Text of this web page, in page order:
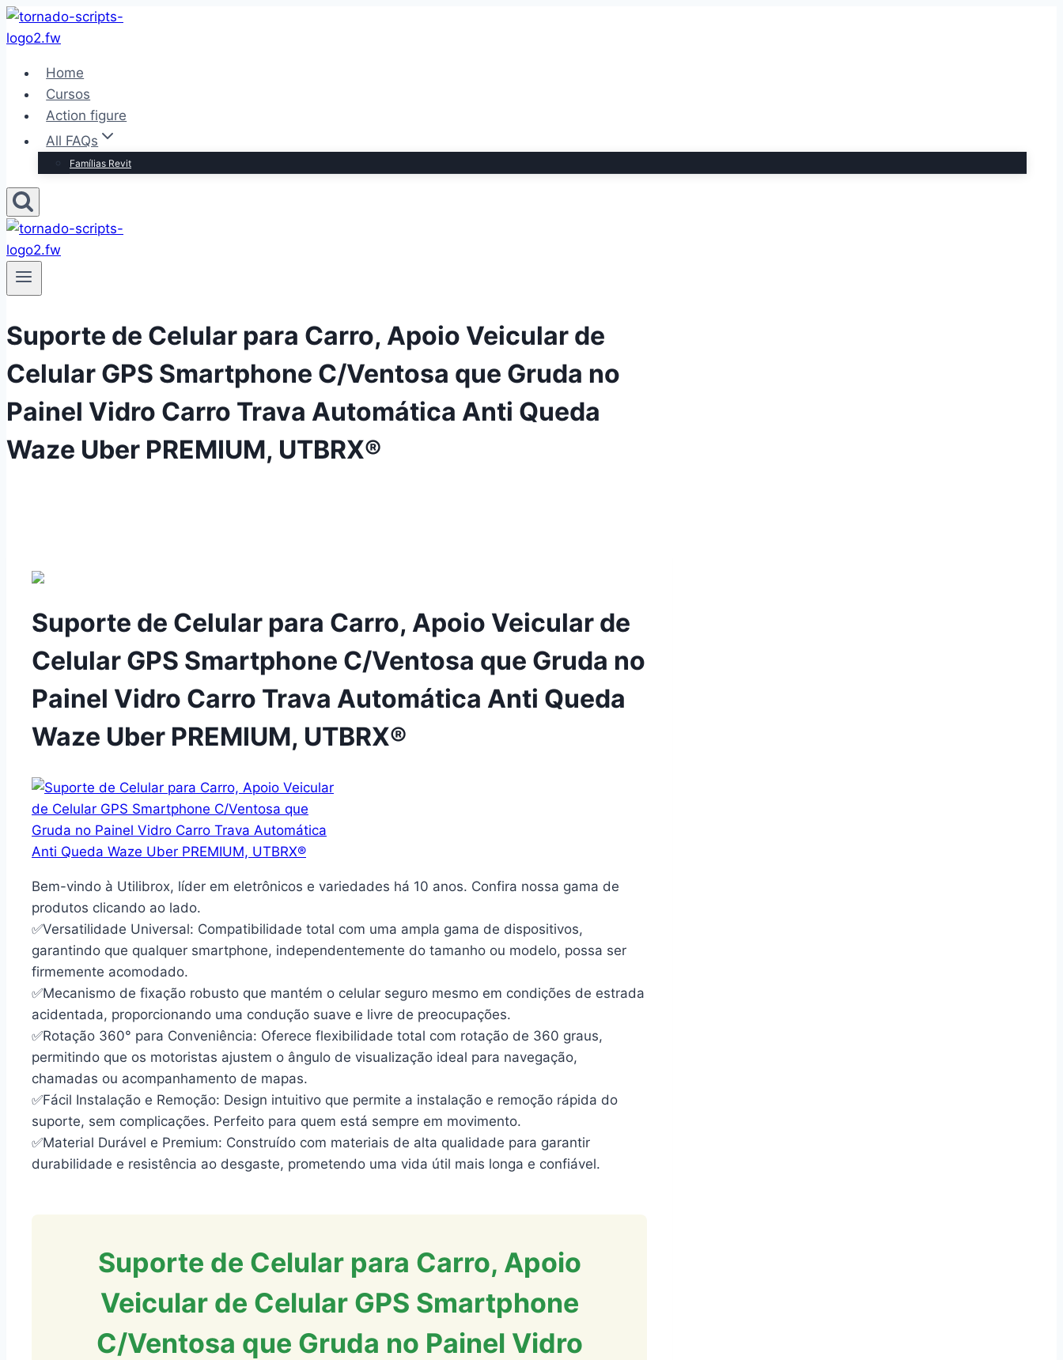
Pular
para
Conteúdo
Home
Cursos
Action figure
All FAQs
Famílias Revit
Suporte de Celular para Carro, Apoio Veicular de
Celular GPS Smartphone C/Ventosa que Gruda no
Painel Vidro Carro Trava Automática Anti Queda
Waze Uber PREMIUM, UTBRX®
Suporte de Celular para Carro, Apoio Veicular de
Celular GPS Smartphone C/Ventosa que Gruda no
Painel Vidro Carro Trava Automática Anti Queda
Waze Uber PREMIUM, UTBRX®
Bem-vindo à Utilibrox, líder em eletrônicos e variedades há 10 anos. Confira nossa gama de
produtos clicando ao lado.
✅Versatilidade Universal: Compatibilidade total com uma ampla gama de dispositivos,
garantindo que qualquer smartphone, independentemente do tamanho ou modelo, possa ser
firmemente acomodado.
✅Mecanismo de fixação robusto que mantém o celular seguro mesmo em condições de estrada
acidentada, proporcionando uma condução suave e livre de preocupações.
✅Rotação 360° para Conveniência: Oferece flexibilidade total com rotação de 360 graus,
permitindo que os motoristas ajustem o ângulo de visualização ideal para navegação,
chamadas ou acompanhamento de mapas.
✅Fácil Instalação e Remoção: Design intuitivo que permite a instalação e remoção rápida do
suporte, sem complicações. Perfeito para quem está sempre em movimento.
✅Material Durável e Premium: Construído com materiais de alta qualidade para garantir
durabilidade e resistência ao desgaste, prometendo uma vida útil mais longa e confiável.
Suporte de Celular para Carro, Apoio
Veicular de Celular GPS Smartphone
C/Ventosa que Gruda no Painel Vidro